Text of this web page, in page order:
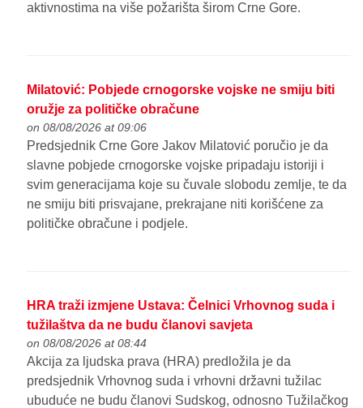
aktivnostima na više požarišta širom Crne Gore.
Milatović: Pobjede crnogorske vojske ne smiju biti
oružje za političke obračune
on 08/08/2026 at 09:06
Predsjednik Crne Gore Jakov Milatović poručio je da
slavne pobjede crnogorske vojske pripadaju istoriji i
svim generacijama koje su čuvale slobodu zemlje, te da
ne smiju biti prisvajane, prekrajane niti korišćene za
političke obračune i podjele.
HRA traži izmjene Ustava: Čelnici Vrhovnog suda i
tužilaštva da ne budu članovi savjeta
on 08/08/2026 at 08:44
Akcija za ljudska prava (HRA) predložila je da
predsjednik Vrhovnog suda i vrhovni državni tužilac
ubuduće ne budu članovi Sudskog, odnosno Tužilačkog